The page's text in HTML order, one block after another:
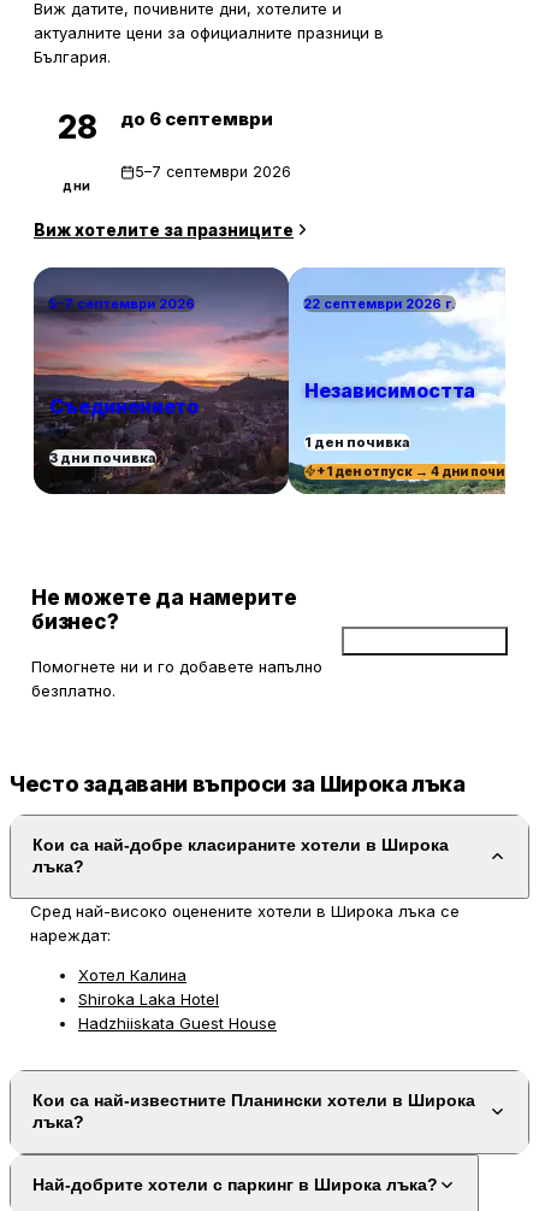
Виж датите, почивните дни, хотелите и
актуалните цени за официалните празници в
България.
28
дни
до 6 септември
5–7 септември 2026
Виж хотелите за празниците
5–7 септември 2026
Съединението
3 дни почивка
22 септември 2026 г.
Независимостта
1 ден почивка
+1 ден отпуск → 4 дни почивка
Не можете да намерите
бизнес?
Помогнете ни и го добавете напълно
безплатно.
Често задавани въпроси за Широка лъка
Кои са най-добре класираните хотели в Широка
лъка?
Сред най-високо оценените хотели в Широка лъка се
нареждат:
Хотел Калина
Shiroka Laka Hotel
Hadzhiiskata Guest House
Кои са най-известните Планински хотели в Широка
лъка?
Най-добрите хотели с паркинг в Широка лъка?